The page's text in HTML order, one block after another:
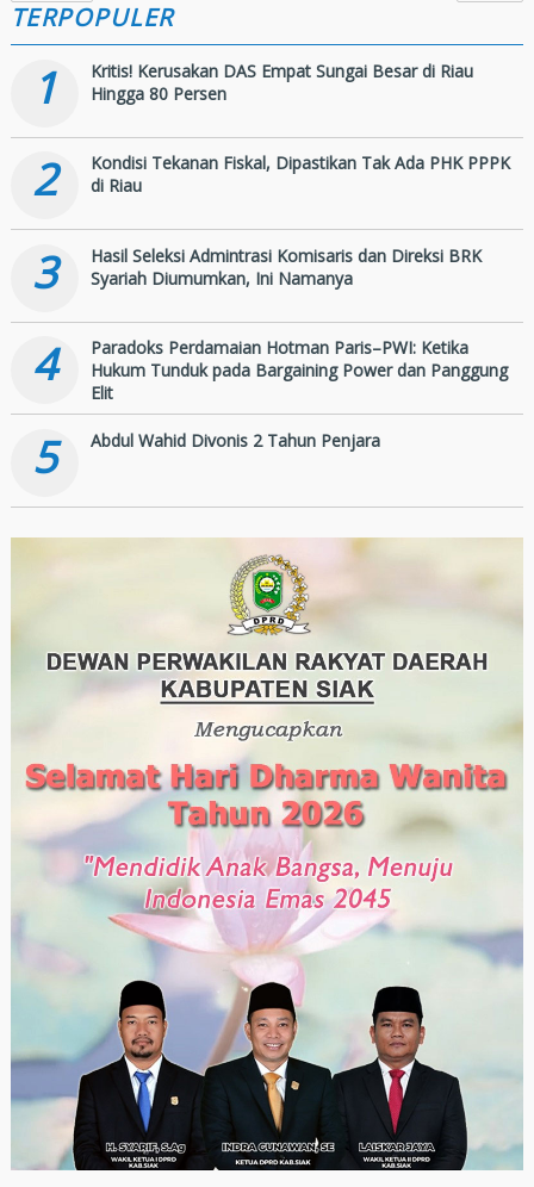
TERPOPULER
1
Kritis! Kerusakan DAS Empat Sungai Besar di Riau
Hingga 80 Persen
2
Kondisi Tekanan Fiskal, Dipastikan Tak Ada PHK PPPK
di Riau
3
Hasil Seleksi Admintrasi Komisaris dan Direksi BRK
Syariah Diumumkan, Ini Namanya
4
Paradoks Perdamaian Hotman Paris–PWI: Ketika
Hukum Tunduk pada Bargaining Power dan Panggung
Elit
5 Abdul Wahid Divonis 2 Tahun Penjara